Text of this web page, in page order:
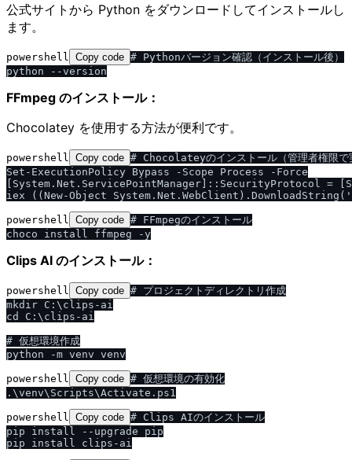
公式サイトから Python をダウンロードしてインストールし
ます。
powershell Copy code # Pythonバージョン確認（インストール後）
FFmpeg のインストール：
Chocolatey を使用する方法が便利です。
powershell Copy code # Chocolateyのインストール（管理者権限で
Set-ExecutionPolicy Bypass -Scope Process -Force
[System.Net.ServicePointManager]::SecurityProtocol =
powershell Copy code # FFmpegのインストール
Clips AI のインストール：
powershell Copy code # プロジェクトディレクトリ作成
mkdir C:\clips-ai
cd C:\clips-ai
# 仮想環境作成
powershell Copy code # 仮想環境の有効化
powershell Copy code # Clips AIのインストール
pip install --upgrade pip